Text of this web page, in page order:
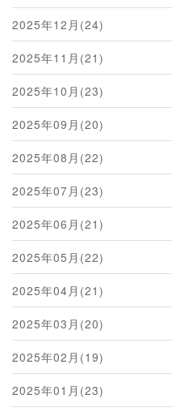
2025年12月(24)
2025年11月(21)
2025年10月(23)
2025年09月(20)
2025年08月(22)
2025年07月(23)
2025年06月(21)
2025年05月(22)
2025年04月(21)
2025年03月(20)
2025年02月(19)
2025年01月(23)